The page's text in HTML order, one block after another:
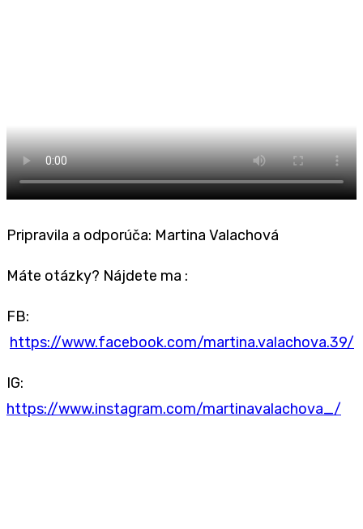
Pripravila a odporúča: Martina Valachová
Máte otázky? Nájdete ma :
FB:
https://www.facebook.com/martina.valachova.39/
IG:
https://www.instagram.com/martinavalachova_/